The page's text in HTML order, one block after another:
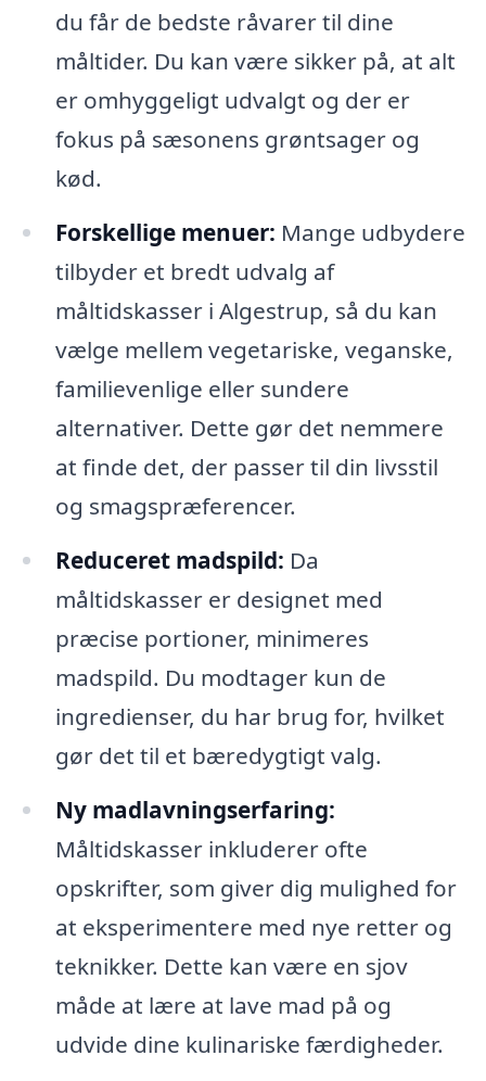
du får de bedste råvarer til dine
måltider. Du kan være sikker på, at alt
er omhyggeligt udvalgt og der er
fokus på sæsonens grøntsager og
kød.
Forskellige menuer: Mange udbydere
tilbyder et bredt udvalg af
måltidskasser i Algestrup, så du kan
vælge mellem vegetariske, veganske,
familievenlige eller sundere
alternativer. Dette gør det nemmere
at finde det, der passer til din livsstil
og smagspræferencer.
Reduceret madspild: Da
måltidskasser er designet med
præcise portioner, minimeres
madspild. Du modtager kun de
ingredienser, du har brug for, hvilket
gør det til et bæredygtigt valg.
Ny madlavningserfaring:
Måltidskasser inkluderer ofte
opskrifter, som giver dig mulighed for
at eksperimentere med nye retter og
teknikker. Dette kan være en sjov
måde at lære at lave mad på og
udvide dine kulinariske færdigheder.